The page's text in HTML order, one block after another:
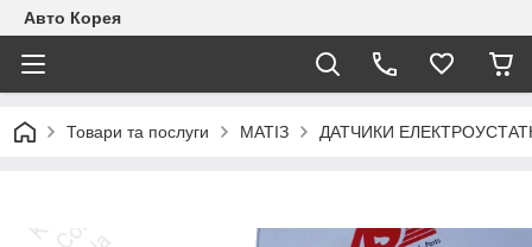
Авто Корея
Товари та послуги МАТІЗ ДАТЧИКИ